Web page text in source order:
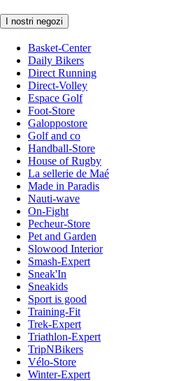
I nostri negozi
Basket-Center
Daily Bikers
Direct Running
Direct-Volley
Espace Golf
Foot-Store
Galoppostore
Golf and co
Handball-Store
House of Rugby
La sellerie de Maé
Made in Paradis
Nauti-wave
On-Fight
Pecheur-Store
Pet and Garden
Slowood Interior
Smash-Expert
Sneak'In
Sneakids
Sport is good
Training-Fit
Trek-Expert
Triathlon-Expert
TripNBikers
Vélo-Store
Winter-Expert